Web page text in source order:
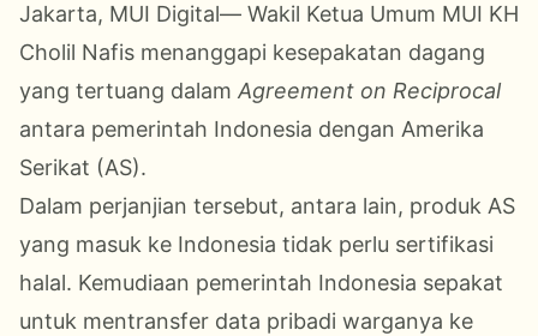
Jakarta, MUI Digital— Wakil Ketua Umum MUI KH
Cholil Nafis menanggapi kesepakatan dagang
yang tertuang dalam Agreement on Reciprocal
antara pemerintah Indonesia dengan Amerika
Serikat (AS).
Dalam perjanjian tersebut, antara lain, produk AS
yang masuk ke Indonesia tidak perlu sertifikasi
halal. Kemudiaan pemerintah Indonesia sepakat
untuk mentransfer data pribadi warganya ke